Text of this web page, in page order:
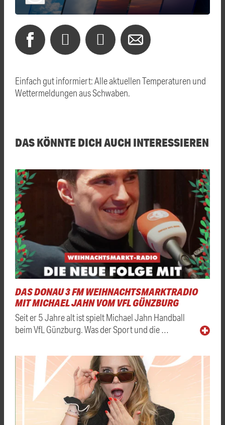
Einfach gut informiert: Alle aktuellen Temperaturen und
Wettermeldungen aus Schwaben.
DAS KÖNNTE DICH AUCH INTERESSIEREN
DAS DONAU 3 FM WEIHNACHTSMARKTRADIO
MIT MICHAEL JAHN VOM VFL GÜNZBURG
Seit er 5 Jahre alt ist spielt Michael Jahn Handball
beim VfL Günzburg. Was der Sport und die …